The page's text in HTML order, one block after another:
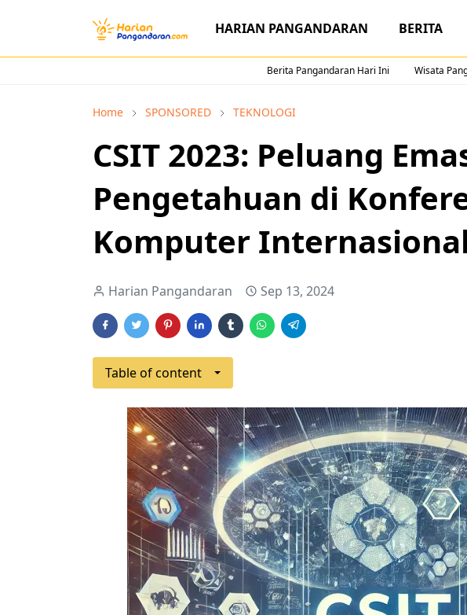
HARIAN PANGANDARAN BERITA
Berita Pangandaran Hari Ini Wisata
Home SPONSORED TEKNOLOGI
CSIT 2023: Peluang
Pengetahuan di
Komputer Internasional
Harian Pangandaran Sep 13, 2024
Table of content